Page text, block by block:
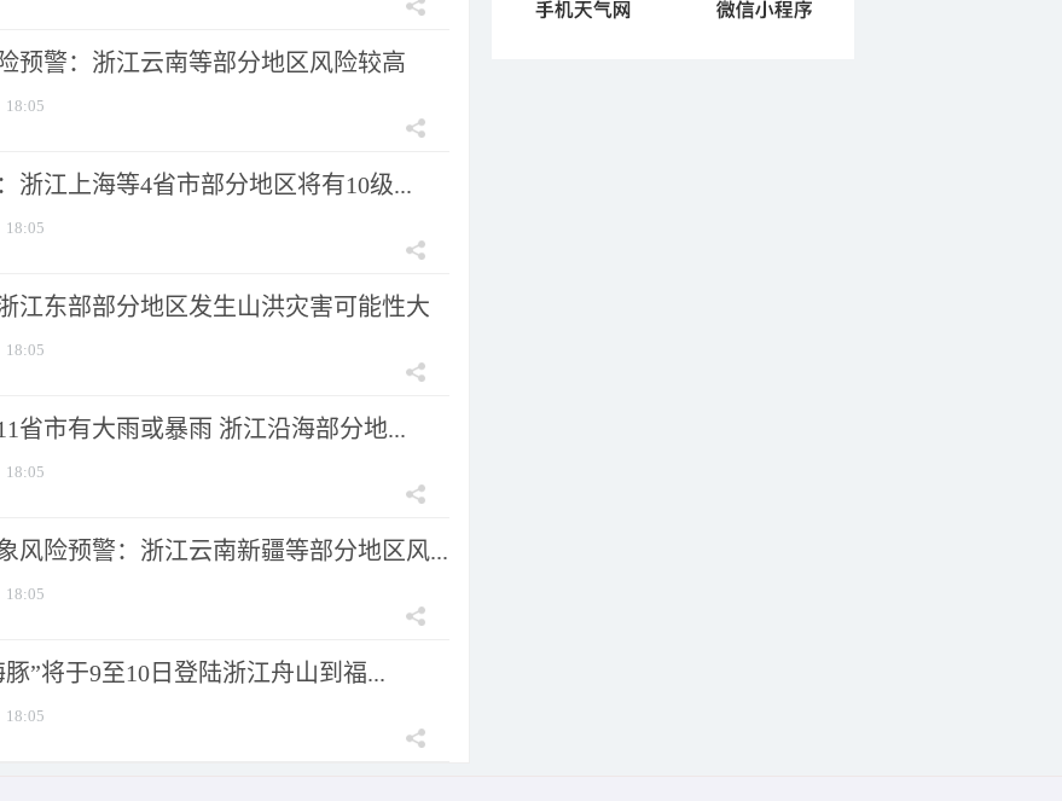
预警：浙江云南等部分地区风险较高
18:05
浙江上海等4省市部分地区将有10级...
18:05
江东部部分地区发生山洪灾害可能性大
18:05
省市有大雨或暴雨 浙江沿海部分地...
18:05
风险预警：浙江云南新疆等部分地区风...
18:05
”将于9至10日登陆浙江舟山到福...
18:05